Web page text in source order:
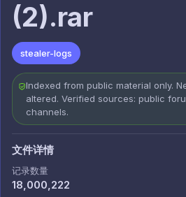
(2).rar
stealer-logs
Indexed from public material only.
altered. Verified sources: public
channels.
文件详情
记录数量
18,000,222